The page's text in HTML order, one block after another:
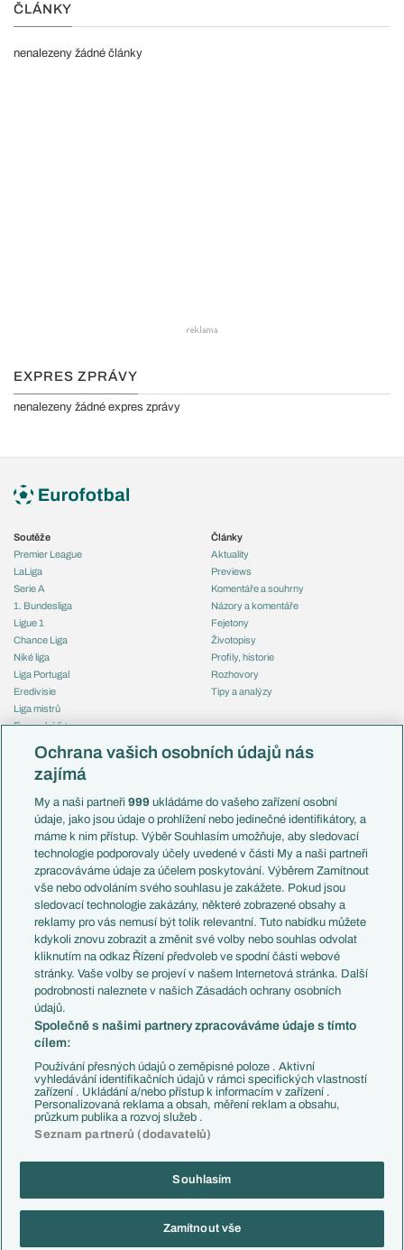
ČLÁNKY
nenalezeny žádné články
EXPRES ZPRÁVY
nenalezeny žádné expres zprávy
Soutěže
Premier League
LaLiga
Serie A
1. Bundesliga
Ligue 1
Chance Liga
Niké liga
Liga Portugal
Eredivisie
Liga mistrů
Evropská liga
Mistrovství světa
Liga národů
Témata
Představení týmů MS
EuroSkauting
PL v kostce
Evropské koeficienty
Přestupy
Přestupové spekulace
Zranění
Kluby
Arsenal FC
Chelsea FC
Manchester United
AC Milán
Juventus FC
Bayern Mnichov
FC Barcelona
Real Madrid
Články
Aktuality
Previews
Komentáře a souhrny
Názory a komentáře
Fejetony
Životopisy
Profily, historie
Rozhovory
Tipy a analýzy
Česko
Francie
Itálie
Německo
Španělsko
Argentina
Brazílie
Přestupy
Zápasy
Livescore
Tipovací soutěž
Copyright © 2001-2026 EuroFotbal.cz. Využíváme zpravodajství ČTK.
Informace o zpracování osobních údajů
Ochrana vašich osobních údajů nás
zajímá
My a naši partneři999 ukládáme do vašeho zařízení osobní
údaje, jako jsou údaje o prohlížení nebo jedinečné identifikátory, a
máme k nim přístup. Výběr Souhlasím umožňuje, aby sledovací
technologie podporovaly účely uvedené v části My a naši partneři
zpracováváme údaje za účelem poskytování. Výběrem Zamítnout
vše nebo odvoláním svého souhlasu je zakážete. Pokud jsou
sledovací technologie zakázány, některé zobrazené obsahy a
reklamy pro vás nemusí být tolik relevantní. Tuto nabídku můžete
kdykoli znovu zobrazit a změnit své volby nebo souhlas odvolat
kliknutím na odkaz Řízení předvoleb ve spodní části webové
stránky. Vaše volby se projeví v našem Internetová stránka. Další
podrobnosti naleznete v našich Zásadách ochrany osobních
údajů.
Společně s našimi partnery zpracováváme údaje s tímto
cílem:
Používání přesných údajů o zeměpisné poloze . Aktivní
vyhledávání identifikačních údajů v rámci specifických vlastností
zařízení . Ukládání a/nebo přístup k informacím v zařízení .
Personalizovaná reklama a obsah, měření reklam a obsahu,
průzkum publika a rozvoj služeb .
Seznam partnerů (dodavatelů)
Souhlasím
Zamítnout vše